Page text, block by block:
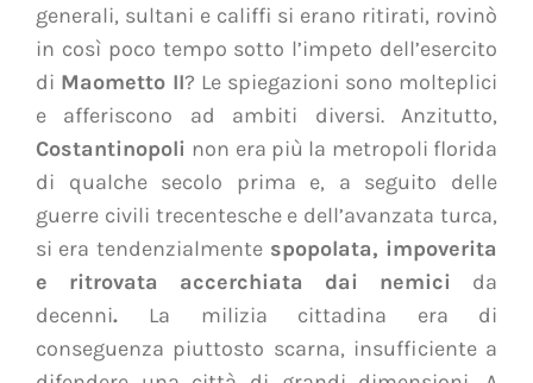
generali, sultani e califfi si erano ritirati, rovinò
in così poco tempo sotto l’impeto dell’esercito
di Maometto II? Le spiegazioni sono molteplici
e afferiscono ad ambiti diversi. Anzitutto,
Costantinopoli non era più la metropoli florida
di qualche secolo prima e, a seguito delle
guerre civili trecentesche e dell’avanzata turca,
si era tendenzialmentespopolata, impoverita
e ritrovata accerchiata dai nemici da
decenni. La milizia cittadina era di
conseguenza piuttosto scarna, insufficiente a